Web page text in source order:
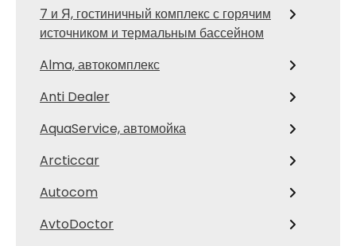
7 и Я, гостиничный комплекс с горячим
источником и термальным бассейном
Alma, автокомплекс
Anti Dealer
AquaService, автомойка
Arcticcar
Autocom
AvtoDoctor